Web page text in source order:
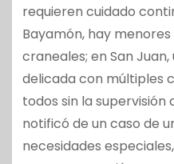
requieren cuidado
Bayamón, hay
craneales; en San
delicada con múltiples
todos sin la supervisión
notificó de un caso de
necesidades